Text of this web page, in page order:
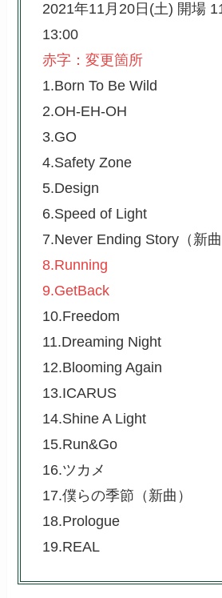
2021年11月20日(土) 開場
13:00
赤字：変更箇所
1.Born To Be Wild
2.OH-EH-OH
3.GO
4.Safety Zone
5.Design
6.Speed of Light
7.Never Ending Story（新曲
8.Running
9.GetBack
10.Freedom
11.Dreaming Night
12.Blooming Again
13.ICARUS
14.Shine A Light
15.Run&Go
16.ツカメ
17.僕らの季節（新曲）
18.Prologue
19.REAL